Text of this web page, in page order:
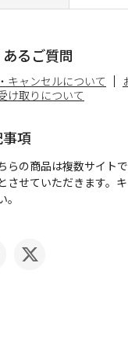
るご質問
キャンセルについて
け取りについて
項
らの商品は複数サイト
させていただきます。
。